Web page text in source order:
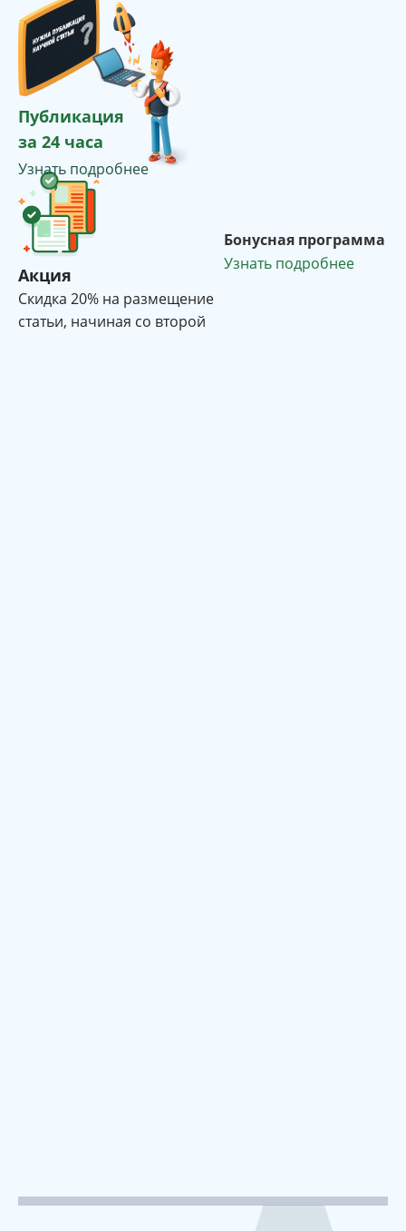
Публикация
за 24 часа
Узнать подробнее
Акция
Cкидка 20% на размещение
статьи, начиная со второй
Бонусная программа
Узнать подробнее